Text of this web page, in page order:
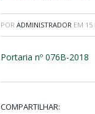
POR ADMINISTRADOR EM 15
Portaria nº 076B-2018
COMPARTILHAR: